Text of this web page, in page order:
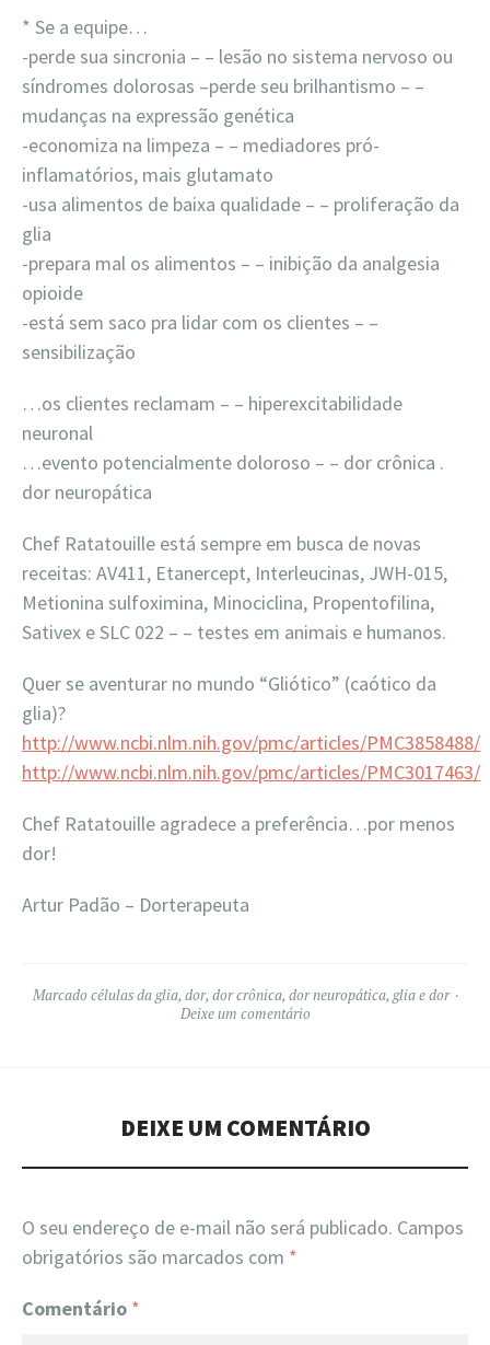
* Se a equipe…
-perde sua sincronia – – lesão no sistema nervoso ou
síndromes dolorosas –perde seu brilhantismo – –
mudanças na expressão genética
-economiza na limpeza – – mediadores pró-
inflamatórios, mais glutamato
-usa alimentos de baixa qualidade – – proliferação da
glia
-prepara mal os alimentos – – inibição da analgesia
opioide
-está sem saco pra lidar com os clientes – –
sensibilização
…os clientes reclamam – – hiperexcitabilidade
neuronal
…evento potencialmente doloroso – – dor crônica .
dor neuropática
Chef Ratatouille está sempre em busca de novas
receitas: AV411, Etanercept, Interleucinas, JWH-015,
Metionina sulfoximina, Minociclina, Propentofilina,
Sativex e SLC 022 – – testes em animais e humanos.
Quer se aventurar no mundo “Gliótico” (caótico da
glia)?
http://www.ncbi.nlm.nih.gov/pmc/articles/PMC3858488/
http://www.ncbi.nlm.nih.gov/pmc/articles/PMC3017463/
Chef Ratatouille agradece a preferência…por menos
dor!
Artur Padão – Dorterapeuta
Marcado células da glia, dor, dor crônica, dor neuropática, glia e dor
Deixe um comentário
DEIXE UM COMENTÁRIO
O seu endereço de e-mail não será publicado. Campos
obrigatórios são marcados com *
Comentário *